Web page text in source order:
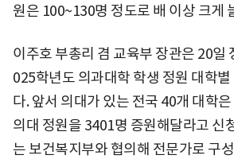
원은 100~130명 정도로 배 이상 크게
이주호 부총리 겸 교육부 장관은 20일
025학년도 의과대학 학생 정원 대학
다. 앞서 의대가 있는 전국 40개 대학
의대 정원을 3401명 증원해달라고 신
는 보건복지부와 협의해 전문가로 구